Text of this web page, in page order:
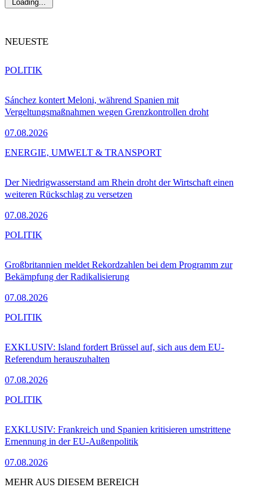
Loading...
NEUESTE
Sánchez kontert Meloni, während Spanien mit
Vergeltungsmaßnahmen wegen Grenzkontrollen droht
07.08.2026
POLITIK
Der Niedrigwasserstand am Rhein droht der Wirtschaft einen
weiteren Rückschlag zu versetzen
07.08.2026
ENERGIE, UMWELT & TRANSPORT
Großbritannien meldet Rekordzahlen bei dem Programm zur
Bekämpfung der Radikalisierung
07.08.2026
POLITIK
EXKLUSIV: Island fordert Brüssel auf, sich aus dem EU-
Referendum herauszuhalten
07.08.2026
POLITIK
EXKLUSIV: Frankreich und Spanien kritisieren umstrittene
Ernennung in der EU-Außenpolitik
07.08.2026
POLITIK
MEHR AUS DIESEM BEREICH